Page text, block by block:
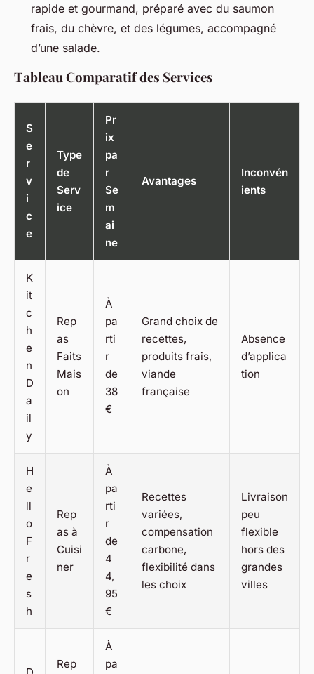
rapide et gourmand, préparé avec du saumon
frais, du chèvre, et des légumes, accompagné
d’une salade.
Tableau Comparatif des Services
S
e
r
v
i
c
e
Type
de
Serv
ice
Pr
ix
pa
r
Se
m
ai
ne
Avantages
Inconvén
ients
K
it
c
h
e
n
D
a
il
y
Rep
as
Faits
Mais
on
À
pa
rti
r
de
38
€
Grand choix de
recettes,
produits frais,
viande
française
Absence
d’applica
tion
H
e
ll
o
F
r
e
s
h
Rep
as à
Cuisi
ner
À
pa
rti
r
de
4
4,
95
€
Recettes
variées,
compensation
carbone,
flexibilité dans
les choix
Livraison
peu
flexible
hors des
grandes
villes
Rep
À
pa